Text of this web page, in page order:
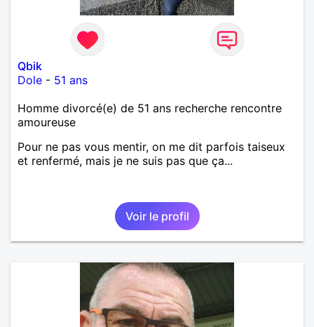
Qbik
Dole - 51 ans
Homme divorcé(e) de 51 ans recherche rencontre
amoureuse
Pour ne pas vous mentir, on me dit parfois taiseux
et renfermé, mais je ne suis pas que ça...
Voir le profil